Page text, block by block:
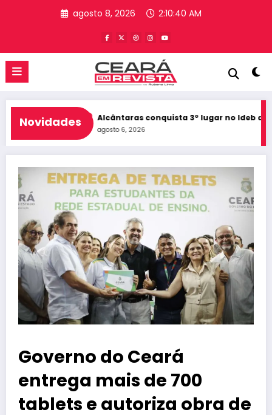
agosto 8, 2026 2:10:40 AM
Novidades
do Ceará Alcântaras conquista 3º lugar no Ideb do Ceará
agosto 6, 2026
Governo do Ceará
entrega mais de 700
tablets e autoriza obra de